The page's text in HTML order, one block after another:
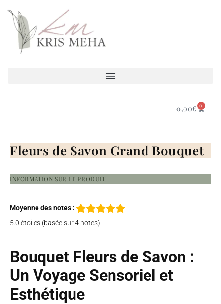
0,00€ 0
Fleurs de Savon Grand Bouquet
INFORMATION SUR LE PRODUIT
Moyenne des notes :
5.0 étoiles (basée sur 4 notes)
Bouquet Fleurs de Savon :
Un Voyage Sensoriel et
Esthétique